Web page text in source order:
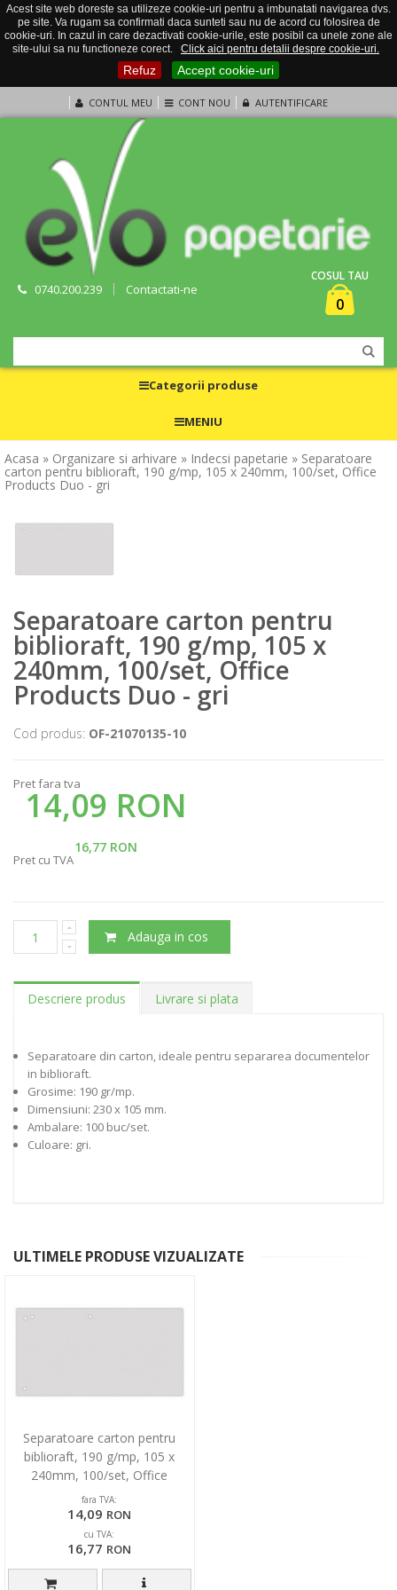
Acest site web doreste sa utilizeze cookie-uri pentru a imbunatati navigarea dvs.
pe site. Va rugam sa confirmati daca sunteti sau nu de acord cu folosirea de
cookie-uri. In cazul in care dezactivati cookie-urile, este posibil ca unele zone ale
site-ului sa nu functioneze corect.
Click aici pentru detalii despre cookie-uri.
Refuz Accept cookie-uri
CONTUL MEU CONT NOU AUTENTIFICARE
0740.200.239 Contactati-ne
COSUL TAU
0
Categorii produse
MENIU
Acasa » Organizare si arhivare » Indecsi papetarie » Separatoare
carton pentru biblioraft, 190 g/mp, 105 x 240mm, 100/set, Office
Products Duo - gri
Separatoare carton pentru
biblioraft, 190 g/mp, 105 x
240mm, 100/set, Office
Products Duo - gri
Cod produs: OF-21070135-10
Pret fara tva
14,09 RON
16,77 RON
Pret cu TVA
Adauga in cos
Descriere produs Livrare si plata
Separatoare din carton, ideale pentru separarea documentelor
in biblioraft.
Grosime: 190 gr/mp.
Dimensiuni: 230 x 105 mm.
Ambalare: 100 buc/set.
Culoare: gri.
ULTIMELE PRODUSE VIZUALIZATE
Separatoare carton pentru
biblioraft, 190 g/mp, 105 x
240mm, 100/set, Office
Products Duo - gri
fara TVA:
14,09 RON
cu TVA:
16,77 RON